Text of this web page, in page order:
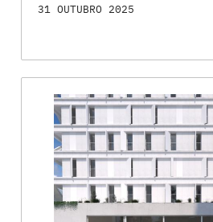
31 OUTUBRO 2025